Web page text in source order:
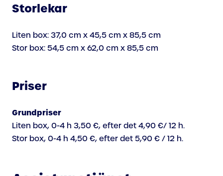
Storlekar
Liten box: 37,0 cm x 45,5 cm x 85,5 cm
Stor box: 54,5 cm x 62,0 cm x 85,5 cm
Priser
Grundpriser
Liten box, 0-4 h 3,50 €, efter det 4,90 €/ 12 h.
Stor box, 0-4 h 4,50 €, efter det 5,90 € / 12 h.